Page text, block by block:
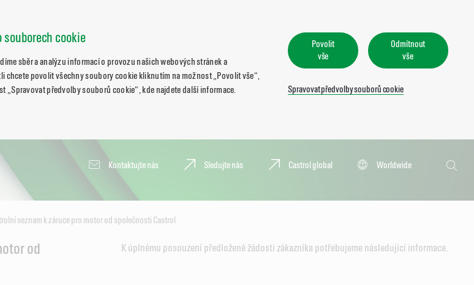
souborech cookie
sběr a analýzu informací o provozu našich webových stránek a
povolit všechny soubory cookie kliknutím na možnost „Povolit vše“,
„Spravovat předvolby souborů cookie“, kde najdete další informace.
Povolit
vše
Odmítnout
vše
Spravovat předvolby souborů cookie
Kontaktujte nás Sledujte nás Castrol global
Worldwide
Hledat
seznam k záruce pro motor od společnosti Castrol
od
K úplnému posouzení předložené žádosti zákazníka potřebujeme následující informace.